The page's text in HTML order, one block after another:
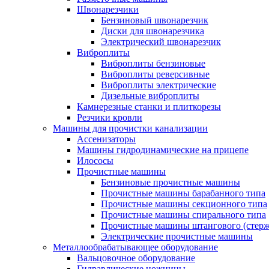
Швонарезчики
Бензиновый швонарезчик
Диски для швонарезчика
Электрический швонарезчик
Виброплиты
Виброплиты бензиновые
Виброплиты реверсивные
Виброплиты электрические
Дизельные виброплиты
Камнерезные станки и плиткорезы
Резчики кровли
Машины для прочистки канализации
Ассенизаторы
Машины гидродинамические на прицепе
Илососы
Прочистные машины
Бензиновые прочистные машины
Прочистные машины барабанного типа
Прочистные машины секционного типа
Прочистные машины спирального типа
Прочистные машины штангового
Электрические прочистные машины
Металлообрабатывающее оборудование
Вальцовочное оборудование